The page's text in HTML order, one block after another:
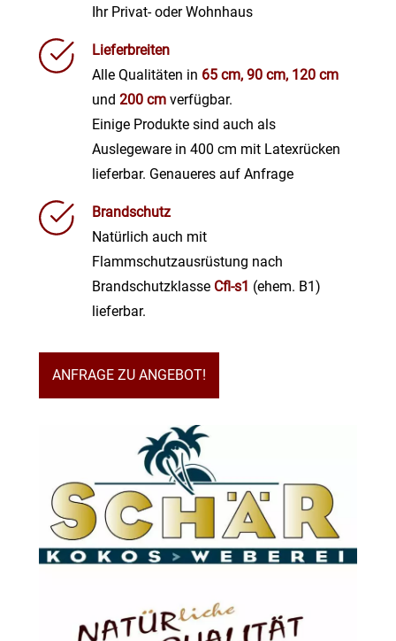
Ihr Privat- oder Wohnhaus
Lieferbreiten
Alle Qualitäten in 65 cm, 90 cm, 120 cm
und 200 cm verfügbar.
Einige Produkte sind auch als
Auslegeware in 400 cm mit Latexrücken
lieferbar. Genaueres auf Anfrage
Brandschutz
Natürlich auch mit
Flammschutzausrüstung nach
Brandschutzklasse Cfl-s1 (ehem. B1)
lieferbar.
ANFRAGE ZU ANGEBOT!